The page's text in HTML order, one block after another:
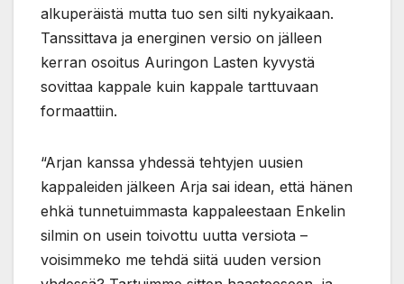
alkuperäistä mutta tuo sen silti nykyaikaan.
Tanssittava ja energinen versio on jälleen
kerran osoitus Auringon Lasten kyvystä
sovittaa kappale kuin kappale tarttuvaan
formaattiin.
“Arjan kanssa yhdessä tehtyjen uusien
kappaleiden jälkeen Arja sai idean, että hänen
ehkä tunnetuimmasta kappaleestaan Enkelin
silmin on usein toivottu uutta versiota –
voisimmeko me tehdä siitä uuden version